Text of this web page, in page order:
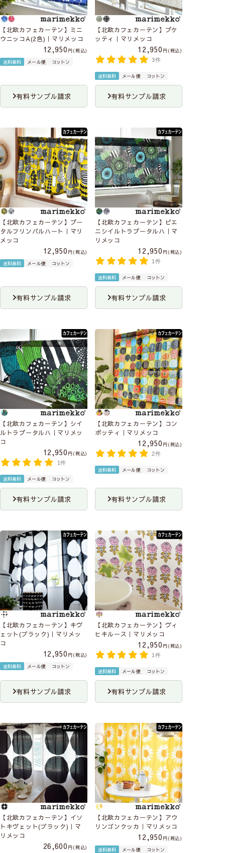
【北欧カフェカーテン】ミニ
ウニッコA(2色)｜マリメッコ
12,950
税込
送料無料
メール便 コットン
有料サンプル請求
【北欧カフェカーテン】プケ
ッティ｜マリメッコ
12,950
税込
3件
送料無料 メール便 コットン
有料サンプル請求
【北欧カフェカーテン】プー
タルフリンパルハート｜マリ
メッコ
12,950
税込
送料無料
メール便 コットン
有料サンプル請求
【北欧カフェカーテン】ピエ
ニシイルトラプータルハ｜マ
リメッコ
12,950
税込
1件
送料無料 メール便 コットン
有料サンプル請求
【北欧カフェカーテン】シイ
ルトラプータルハ｜マリメッ
コ
12,950
税込
1件
送料無料 メール便 コットン
有料サンプル請求
【北欧カフェカーテン】コン
ポッティ｜マリメッコ
12,950
税込
2件
送料無料 メール便 コットン
有料サンプル請求
【北欧カフェカーテン】キヴ
ェット(ブラック)｜マリメッ
コ
12,950
税込
送料無料
メール便 コットン
有料サンプル請求
【北欧カフェカーテン】ヴィ
ヒキルース｜マリメッコ
12,950
税込
1件
送料無料 メール便 コットン
有料サンプル請求
【北欧カフェカーテン】イソ
トキヴェット(ブラック)｜マ
リメッコ
26,600
税込
【北欧カフェカーテン】アウ
リンゴンクッカ｜マリメッコ
12,950
税込
送料無料
メール便 コットン